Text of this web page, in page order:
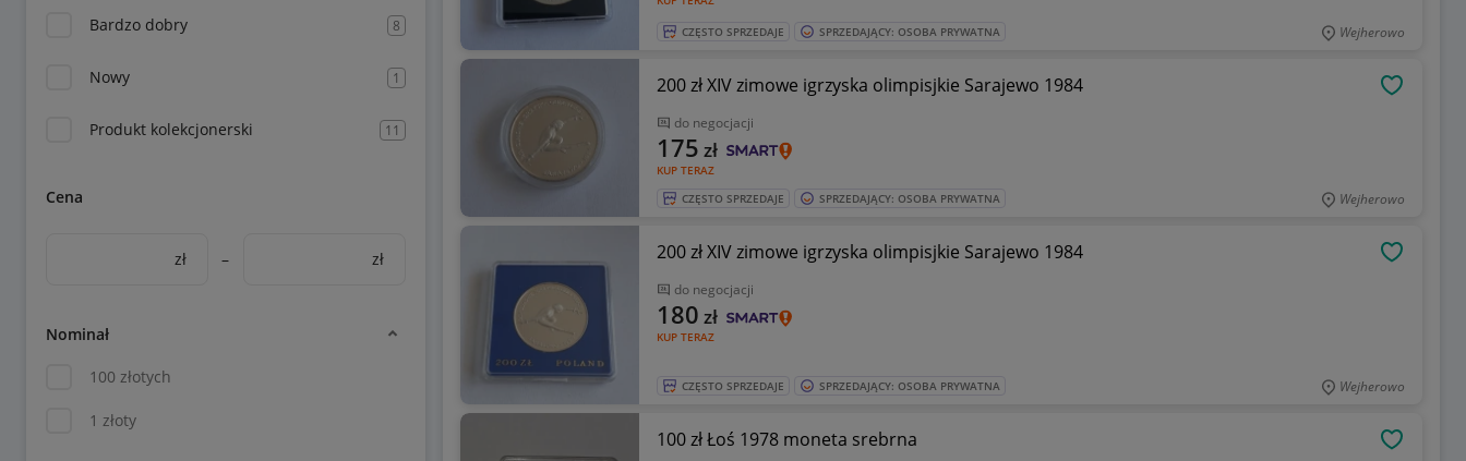
Bardzo dobry 8
Nowy 1
Produkt kolekcjonerski 11
Cena
zł – zł
Nominał
100 złotych
1 złoty
CZĘSTO SPRZEDAJE SPRZEDAJĄCY: OSOBA PRYWATNA Wejherowo
200 zł XIV zimowe igrzyska olimpisjkie Sarajewo 1984
do negocjacji
KUP TERAZ
175 zł
CZĘSTO SPRZEDAJE SPRZEDAJĄCY: OSOBA PRYWATNA Wejherowo
200 zł XIV zimowe igrzyska olimpisjkie Sarajewo 1984
do negocjacji
KUP TERAZ
180 zł
CZĘSTO SPRZEDAJE SPRZEDAJĄCY: OSOBA PRYWATNA Wejherowo
100 zł Łoś 1978 moneta srebrna